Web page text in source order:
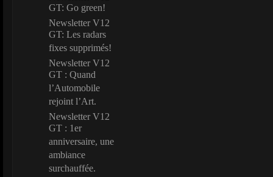
GT: Go green!
Newsletter V12
GT: Les radars
fixes supprimés!
Newsletter V12
GT : Quand
l’Automobile
rejoint l’Art.
Newsletter V12
GT : 1er
anniversaire, une
ambiance
surchauffée.